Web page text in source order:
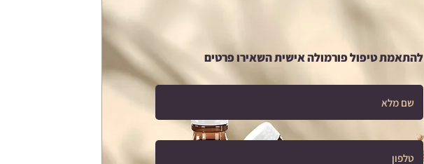
להתאמת טיפול פורמולה אישית השאירו פרטים